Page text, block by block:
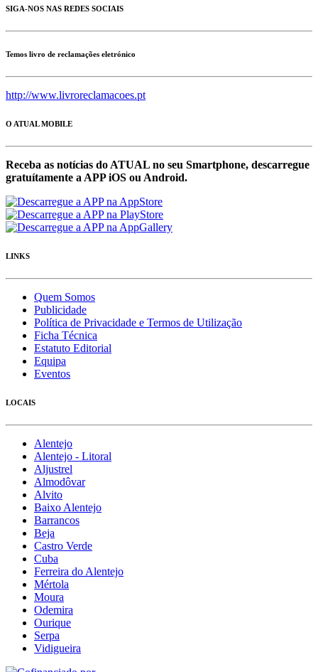
SIGA-NOS NAS REDES SOCIAIS
Temos livro de reclamações eletrónico
http://www.livroreclamacoes.pt
O ATUAL MOBILE
Receba as notícias do ATUAL no seu Smartphone, descarregue
gratuítamente a APP iOS ou Android.
LINKS
Quem Somos
Publicidade
Política de Privacidade e Termos de Utilização
Ficha Técnica
Estatuto Editorial
Equipa
Eventos
LOCAIS
Alentejo
Alentejo - Litoral
Aljustrel
Almodôvar
Alvito
Baixo Alentejo
Barrancos
Beja
Castro Verde
Cuba
Ferreira do Alentejo
Mértola
Moura
Odemira
Ourique
Serpa
Vidigueira